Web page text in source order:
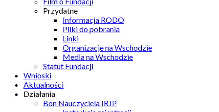
Przydatne
Informacja RODO
Pliki do pobrania
Linki
Organizacje na Wschodzie
Media na Wschodzie
Statut Fundacji
Wnioski
Aktualności
Działania
Bon Nauczyciela IRJP